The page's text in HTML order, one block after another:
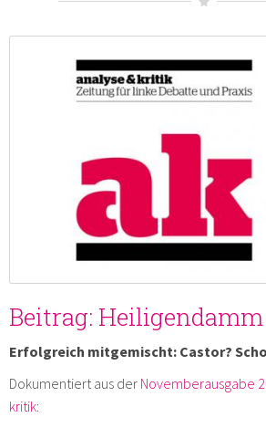
Beitrag:
Erfolgreich mitgemischt: Castor?
Dokumentiert aus der Novemberausgabe
kritik: